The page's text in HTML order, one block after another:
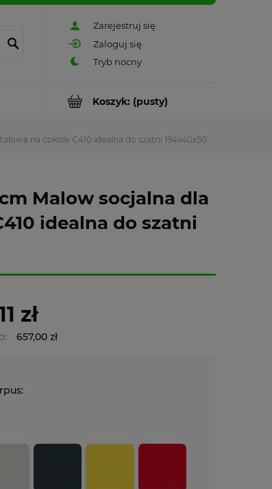
Zarejestruj się
Zaloguj się
Koszyk: (pusty)
na cokole C410 idealna do szatni 194x40x50
Malow socjalna dla
idealna do szatni
zł
657,00 zł